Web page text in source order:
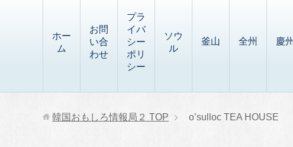
ホー
ム
お問
い合
わせ
プラ
イバ
シー
ポリ
シー
ソウ
ル
釜山 全州 慶州
韓国おもしろ情報局２ TOP o’sulloc TEA HOUSE